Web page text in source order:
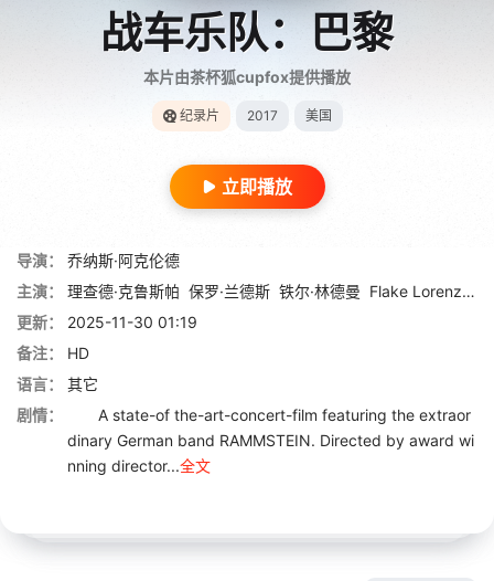
战车乐队：巴黎
本片由茶杯狐cupfox提供播放
纪录片 2017 美国
立即播放
导演：
乔纳斯·阿克伦德
主演：
理查德·克鲁斯帕 保罗·兰德斯 铁尔·林德曼 Flake Lorenz 奥
更新：
2025-11-30 01:19
备注：
HD
语言：
其它
剧情：
A state-of the-art-concert-film featuring the extraor
dinary German band RAMMSTEIN. Directed by award wi
nning director...全文